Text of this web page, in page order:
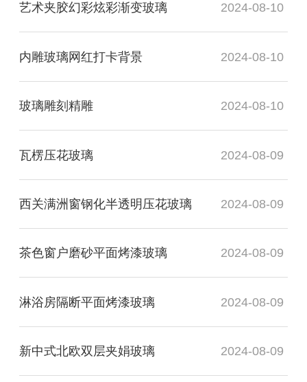
艺术夹胶幻彩炫彩渐变玻璃 2024-08-10
内雕玻璃网红打卡背景 2024-08-10
玻璃雕刻精雕 2024-08-10
瓦楞压花玻璃 2024-08-09
西关满洲窗钢化半透明压花玻璃 2024-08-09
茶色窗户磨砂平面烤漆玻璃 2024-08-09
淋浴房隔断平面烤漆玻璃 2024-08-09
新中式北欧双层夹娟玻璃 2024-08-09